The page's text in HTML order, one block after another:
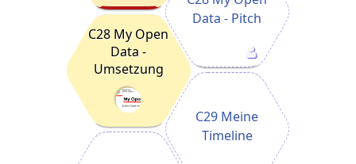
Data - Pitch
C28 My Open
Data -
Umsetzung
C29 Meine
Timeline